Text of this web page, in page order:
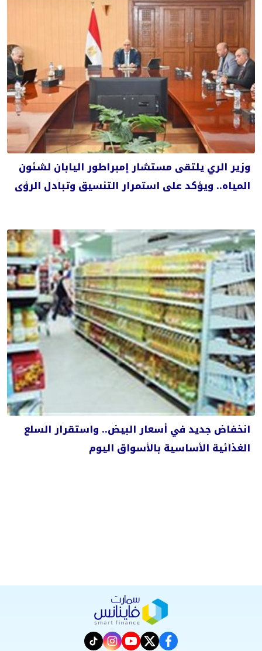
وزير الري يلتقى مستشار إمبراطور اليابان لشئون
المياه.. ويؤكد على استمرار التنسيق وتبادل الرؤى
انخفاض جديد في أسعار البيض.. واستقرار السلع
الغذائية الأساسية بالأسواق اليوم
facebook
twitter
youtube
instagram
tiktok